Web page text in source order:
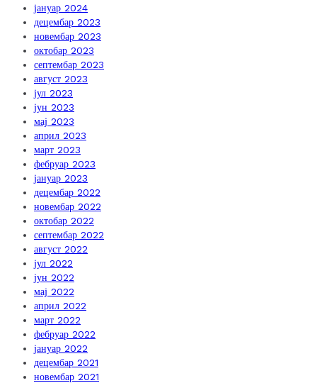
јануар 2024
децембар 2023
новембар 2023
октобар 2023
септембар 2023
август 2023
јул 2023
јун 2023
мај 2023
април 2023
март 2023
фебруар 2023
јануар 2023
децембар 2022
новембар 2022
октобар 2022
септембар 2022
август 2022
јул 2022
јун 2022
мај 2022
април 2022
март 2022
фебруар 2022
јануар 2022
децембар 2021
новембар 2021